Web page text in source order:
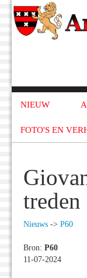
NIEUW
FOTO'S EN
Nieuws -> P60
Bron: P60
11-07-2024